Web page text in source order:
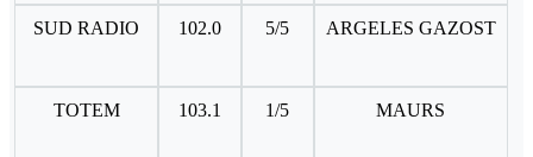
SUD RADIO 102.0 5/5 ARGELES GAZOST
TOTEM 103.1 1/5 MAURS